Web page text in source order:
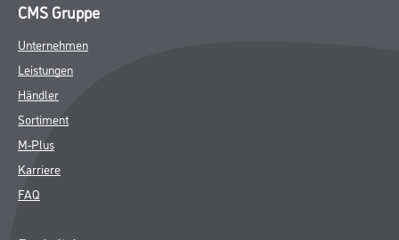
CMS Gruppe
Unternehmen
Leistungen
Händler
Sortiment
M-Plus
Karriere
FAQ